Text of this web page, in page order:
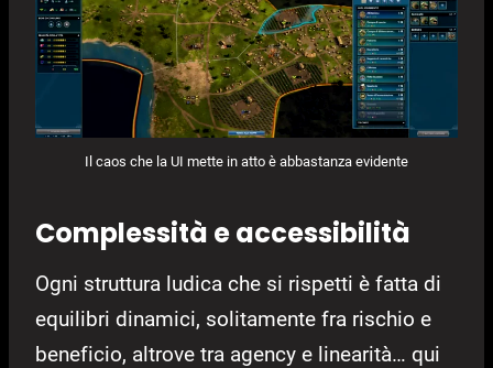
Il caos che la UI mette in atto è abbastanza evidente
Complessità e accessibilità
Ogni struttura ludica che si rispetti è fatta di
equilibri dinamici, solitamente fra rischio e
beneficio, altrove tra agency e linearità… qui